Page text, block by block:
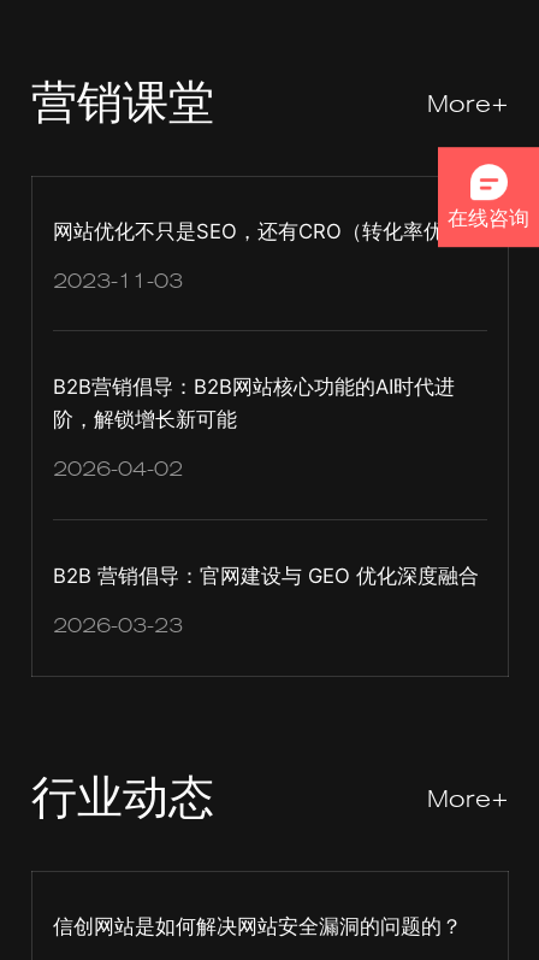
营销课堂 More+
网站优化不只是SEO，还有CRO（转化率优化）
2023-11-03
B2B营销倡导：B2B网站核心功能的AI时代进
阶，解锁增长新可能
2026-04-02
B2B 营销倡导：官网建设与 GEO 优化深度融合
2026-03-23
行业动态 More+
信创网站是如何解决网站安全漏洞的问题的？
在线咨询